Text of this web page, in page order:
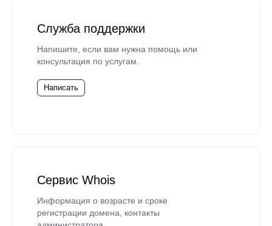
Служба поддержки
Напишите, если вам нужна помощь или
консультация по услугам.
Написать
Сервис Whois
Информация о возрасте и сроке
регистрации домена, контакты